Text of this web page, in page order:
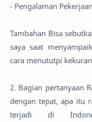
- Pengalaman Pekerjaan
Tambahan Bisa
saya saat
cara menututpi
2. Bagian pertanyaan
dengan tepat, apa itu
terjadi di